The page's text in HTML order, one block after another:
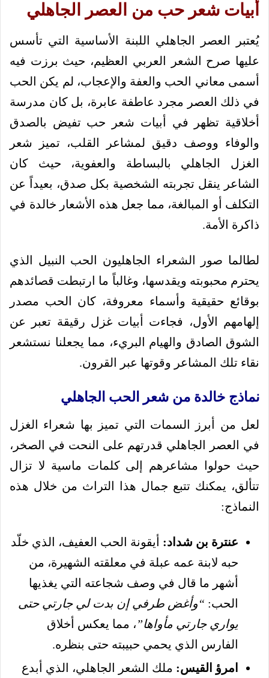
أبيات شعر حب من العصر الجاهلي
يُعتبر العصر الجاهلي اللبنة الأساسية التي تأسس
عليها صرح الشعر العربي العظيم، حيث برزت فيه
أسمى معاني الحب والعفة والإعجاب، لم يكن الحب
في ذلك العصر مجرد عاطفة عابرة، بل كان مدرسة
أخلاقية تظهر في أبيات شعر حب تفيض بالصدق
والوفاء ووصف دقيق لمشاعر القلب، تميز شعر
الغزل الجاهلي بالبساطة والعفوية، حيث كان
الشاعر ينقل تجربته الشخصية بكل صدق، بعيداً عن
التكلف أو المبالغة، مما جعل هذه الأشعار خالدة في
ذاكرة الأمة.
لطالما صور الشعراء الجاهليون الحب النبيل الذي
يحترم محبوبته ويقدسها، وغالباً ما ارتبطت قصائدهم
بوقائع حقيقية وأسماء معروفة، كان الحب مصدر
إلهامهم الأول، فجاءت أبيات غزل رقيقة تعبر عن
الشوق الصادق والهيام البريء، مما يجعلنا نستشعر
نقاء تلك المشاعر وقوتها عبر القرون.
نماذج خالدة من شعر الحب الجاهلي
لعل من أبرز السمات التي تميز بها شعراء الغزل
في العصر الجاهلي قدرتهم على النحت في الصخر،
حيث حولوا مشاعرهم إلى كلمات ماسية لا تزال
تتألق، يمكنك تتبع جمال هذا التراث من خلال هذه
النماذج:
عنترة بن شداد: أيقونة الحب العفيف، الذي خلّد
حبه لابنة عمه عبلة في معلقته الشهيرة، من
أشهر ما قال في وصف شجاعته التي يغذيها
الحب: “وأغض طرفي إن بدت لي جارتي حتى
يواري جارتي مأواها”، مما يعكس أخلاق
الفارس الذي يحمي حبيبته حتى بنظره.
امرؤ القيس: ملك الشعر الجاهلي، الذي أبدع